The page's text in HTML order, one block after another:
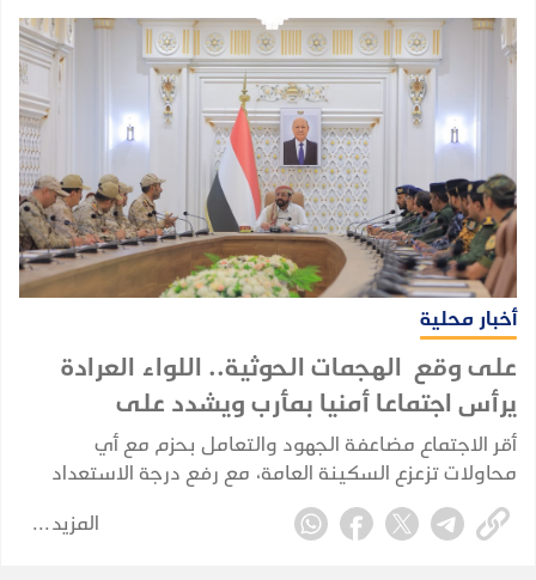
أخبار محلية
على وقع الهجمات الحوثية.. اللواء العرادة
يرأس اجتماعا أمنيا بمأرب ويشدد على
الجاهزية القصوى
أقر الاجتماع مضاعفة الجهود والتعامل بحزم مع أي
محاولات تزعزع السكينة العامة، مع رفع درجة الاستعداد
والسيطرة الميدانية في خندق مواجهة المليشيات الحوثية.
المزيد